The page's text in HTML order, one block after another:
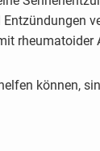
können,